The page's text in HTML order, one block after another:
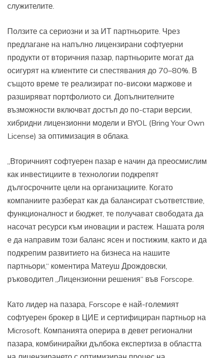
служителите.
Ползите са сериозни и за ИТ партньорите. Чрез
предлагане на напълно лицензирани софтуерни
продукти от вторичния пазар, партньорите могат да
осигурят на клиентите си спестявания до 70–80%. В
същото време те реализират по-високи маржове и
разширяват портфолиото си. Допълнителните
възможности включват достъп до по-стари версии,
хибридни лицензионни модели и BYOL (Bring Your Own
License) за оптимизация в облака.
„Вторичният софтуерен пазар е начин да преосмислим
как инвестициите в технологии подкрепят
дългосрочните цели на организациите. Когато
компаниите разберат как да балансират съответствие,
функционалност и бюджет, те получават свободата да
насочат ресурси към иновации и растеж. Нашата роля
е да направим този баланс ясен и постижим, както и да
подкрепим развитието на бизнеса на нашите
партньори,“ коментира Матеуш Дрождовски,
ръководител „Лицензионни решения“ във Forscope.
Като лидер на пазара, Forscope е най-големият
софтуерен брокер в ЦИЕ и сертифициран партньор на
Microsoft. Компанията оперира в девет регионални
пазара, комбинирайки дълбока експертиза в областта